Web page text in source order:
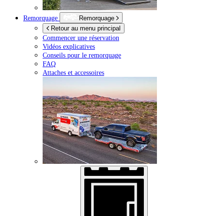
Remorquage
Remorquage
Retour au menu principal
Commencer une réservation
Vidéos explicatives
Conseils pour le remorquage
FAQ
Attaches et accessoires